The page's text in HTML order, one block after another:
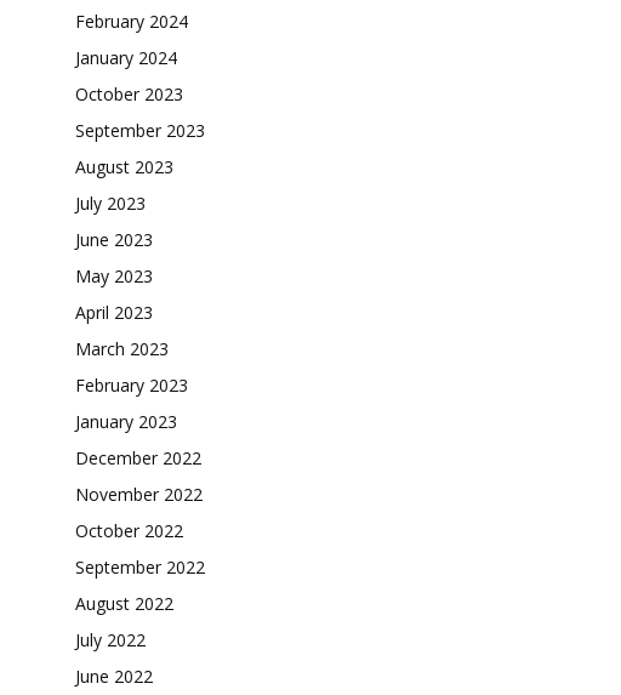
February 2024
January 2024
October 2023
September 2023
August 2023
July 2023
June 2023
May 2023
April 2023
March 2023
February 2023
January 2023
December 2022
November 2022
October 2022
September 2022
August 2022
July 2022
June 2022